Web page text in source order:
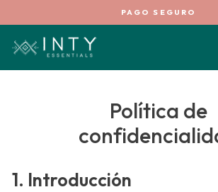
contenido
PAGO SEGURO
Política de
1. Introducción